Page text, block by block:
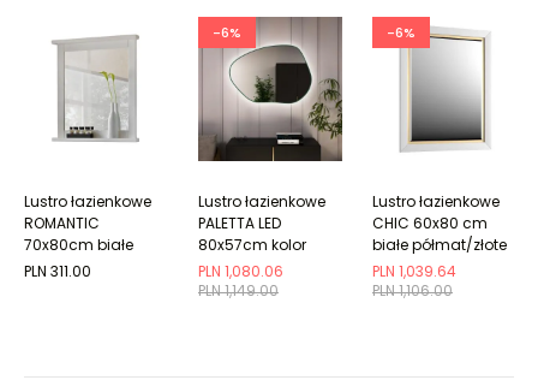
PLN 311.00
Lustro łazienkowe
ROMANTIC
70x80cm białe
-6%
PLN 1,149.00
PLN 1,080.06
Lustro łazienkowe
PALETTA LED
80x57cm kolor
ramki do wyboru
-6%
PLN 1,106.00
PLN 1,039.64
Lustro łazienkowe
CHIC 60x80 cm
białe półmat/złote